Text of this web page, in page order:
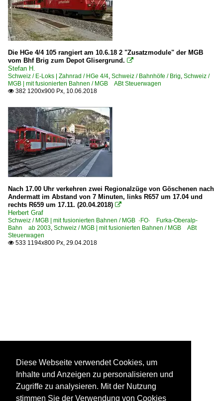
Die HGe 4/4 105 rangiert am 10.6.18 2 "Zusatzmodule" der MGB
vom Bhf Brig zum Depot Glisergrund. 
Stefan H.
Schweiz / E-Loks | Zahnrad / HGe 4/4, Schweiz / Bahnhöfe / Brig, Schweiz /
MGB | mit fusionierten Bahnen / MGB ABt Steuerwagen
 382 1200x900 Px, 10.06.2018
Nach 17.00 Uhr verkehren zwei Regionalzüge von Göschenen nach
Andermatt im Abstand von 7 Minuten, links R657 um 17.04 und
rechts R659 um 17.11. (20.04.2018) 
Herbert Graf
Schweiz / MGB | mit fusionierten Bahnen / MGB ·FO· Furka-Oberalp-
Bahn ab 2003, Schweiz / MGB | mit fusionierten Bahnen / MGB ABt
Steuerwagen
 533 1194x800 Px, 29.04.2018
Diese Webseite verwendet Cookies, um
Inhalte und Anzeigen zu personalisieren und
Zugriffe zu analysieren. Mit der Nutzung
stimmen Sie der Verwendung von Cookies